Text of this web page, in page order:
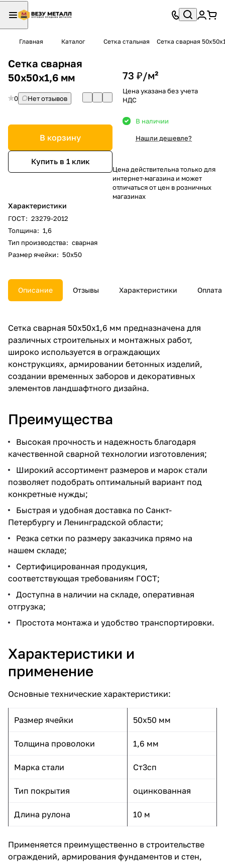
Главная Каталог Сетка стальная Сетка сварная
Сетка сварная
50х50х1,6 мм
0 Нет отзывов
В корзину
Купить в 1 клик
Характеристики
ГОСТ: 23279-2012
Толщина: 1,6
Тип производства: сварная
Размер ячейки: 50х50
73 ₽/м²
Цена указана без учета
НДС
В наличии
Нашли дешевле?
Цена действительна только для
интернет-магазина и может
отличаться от цен в розничных
магазинах
Описание Отзывы Характеристики Оплата
Сетка сварная 50х50х1,6 мм предназначена для
различных строительных и монтажных работ,
широко используется в ограждающих
конструкциях, армировании бетонных изделий,
создании временных заборов и декоративных
элементов ландшафтного дизайна.
Преимущества
Высокая прочность и надежность благодаря
качественной сварной технологии изготовления;
Широкий ассортимент размеров и марок стали
позволяет подобрать оптимальный вариант под
конкретные нужды;
Быстрая и удобная доставка по Санкт-
Петербургу и Ленинградской области;
Резка сетки по размеру заказчика прямо на
нашем складе;
Сертифицированная продукция,
соответствующая требованиям ГОСТ;
Доступна в наличии на складе, оперативная
отгрузка;
Простота монтажа и удобство транспортировки.
Характеристики и
применение
Основные технические характеристики:
Размер ячейки 50x50 мм
Толщина проволоки 1,6 мм
Марка стали Ст3сп
Тип покрытия оцинкованная
Длина рулона 10 м
Применяется преимущественно в строительстве
ограждений, армирования фундаментов и стен,